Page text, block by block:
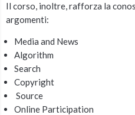
Il corso, inoltre, rafforza la
argomenti:
Media and News
Algorithm
Search
Copyright
Source
Online Participation